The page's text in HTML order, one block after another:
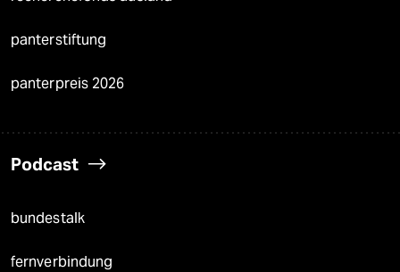
panterstiftung
panterpreis 2026
Podcast
bundestalk
fernverbindung